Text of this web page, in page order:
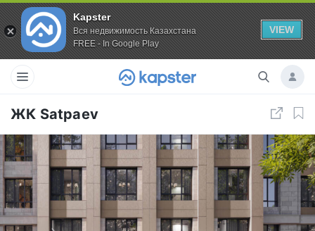
Kapster
Вся недвижимость Казахстана
FREE - In Google Play
VIEW
ЖК Satpaev